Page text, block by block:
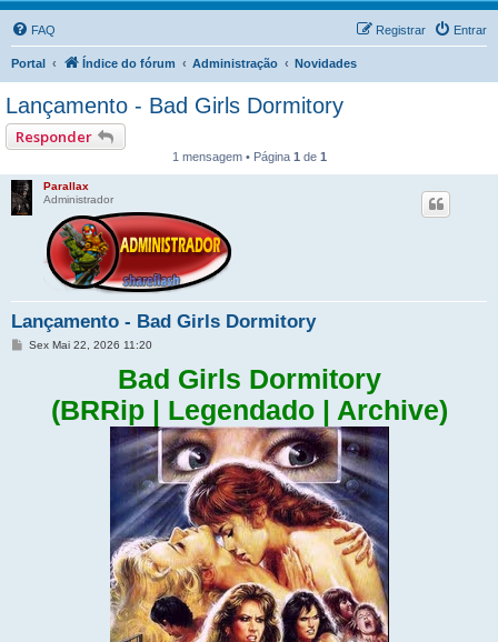
FAQ Entrar
Registrar
Portal Índice do fórum Administração Novidades
Lançamento - Bad Girls Dormitory
Responder
1 mensagem • Página 1 de 1
Parallax
Administrador
Lançamento - Bad Girls Dormitory
MSex Mai 22, 2026 11:20
Bad Girls Dormitory
(BRRip | Legendado | Archive)